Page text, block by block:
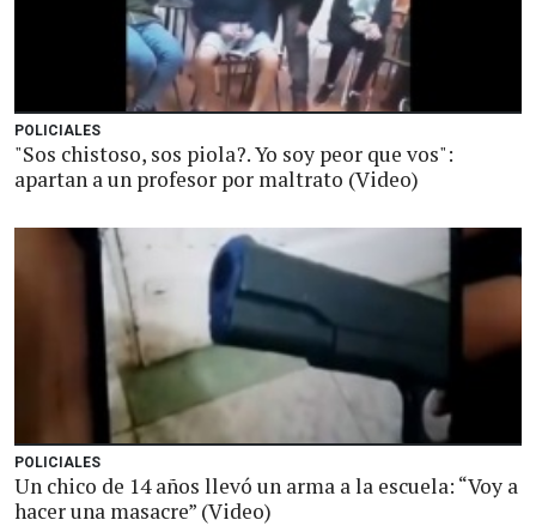
POLICIALES
"Sos chistoso, sos piola?. Yo soy peor que vos":
apartan a un profesor por maltrato (Video)
POLICIALES
Un chico de 14 años llevó un arma a la escuela: “Voy a
hacer una masacre” (Video)